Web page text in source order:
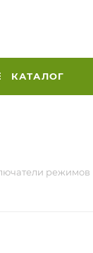
КАТАЛОГ
режимов